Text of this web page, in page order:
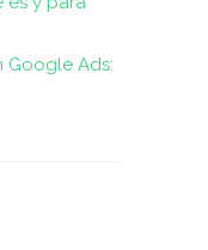
Google Ads: